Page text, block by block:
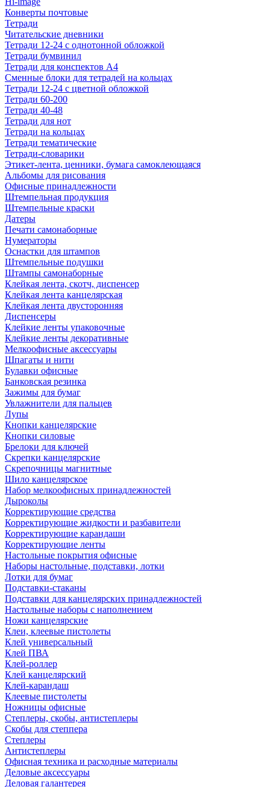
Конверты почтовые
Тетради
Читательские дневники
Тетради 12-24 с однотонной обложкой
Тетради бумвинил
Тетради для конспектов А4
Сменные блоки для тетрадей на кольцах
Тетради 12-24 с цветной обложкой
Тетради 60-200
Тетради 40-48
Тетради для нот
Тетради на кольцах
Тетради тематические
Тетради-словарики
Этикет-лента, ценники, бумага самоклеющаяся
Альбомы для рисования
Офисные принадлежности
Штемпельная продукция
Штемпельные краски
Датеры
Печати самонаборные
Нумераторы
Оснастки для штампов
Штемпельные подушки
Штампы самонаборные
Клейкая лента, скотч, диспенсер
Клейкая лента канцелярская
Клейкая лента двусторонняя
Диспенсеры
Клейкие ленты упаковочные
Клейкие ленты декоративные
Мелкоофисные аксессуары
Шпагаты и нити
Булавки офисные
Банковская резинка
Зажимы для бумаг
Увлажнители для пальцев
Лупы
Кнопки канцелярские
Кнопки силовые
Брелоки для ключей
Скрепки канцелярские
Скрепочницы магнитные
Шило канцелярское
Набор мелкоофисных принадлежностей
Дыроколы
Корректирующие средства
Корректирующие жидкости и разбавители
Корректирующие карандаши
Корректирующие ленты
Настольные покрытия офисные
Наборы настольные, подставки, лотки
Лотки для бумаг
Подставки-стаканы
Подставки для канцелярских принадлежностей
Настольные наборы с наполнением
Ножи канцелярские
Клеи, клеевые пистолеты
Клей универсальный
Клей ПВА
Клей-роллер
Клей канцелярский
Клей-карандаш
Клеевые пистолеты
Ножницы офисные
Степлеры, скобы, антистеплеры
Скобы для степпера
Степлеры
Антистеплеры
Офисная техника и расходные материалы
Деловые аксессуары
Деловая галантерея